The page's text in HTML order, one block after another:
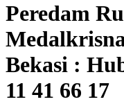
Peredam
Bekasi :
11 41 66 17